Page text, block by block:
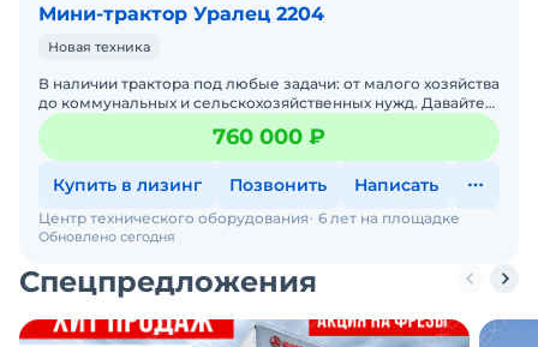
Мини-трактор Уралец 2204
Новая техника
В наличии трактора под любые задачи: от малого хозяйства
до коммунальных и сельскохозяйственных нужд. Давайте
подберем трактор под ваши задачи — просто напи
760 000 ₽
Купить в лизинг Позвонить Написать
Обновлено сегодня
Центр технического оборудования 6 лет на площадке
Спецпредложения